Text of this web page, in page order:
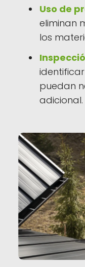
Uso de
eliminan
los
puedan
adicional.